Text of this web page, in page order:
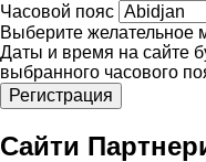
Часовой пояс
Выберите желательное
Даты и время на сайте
выбранного часового
Сайти